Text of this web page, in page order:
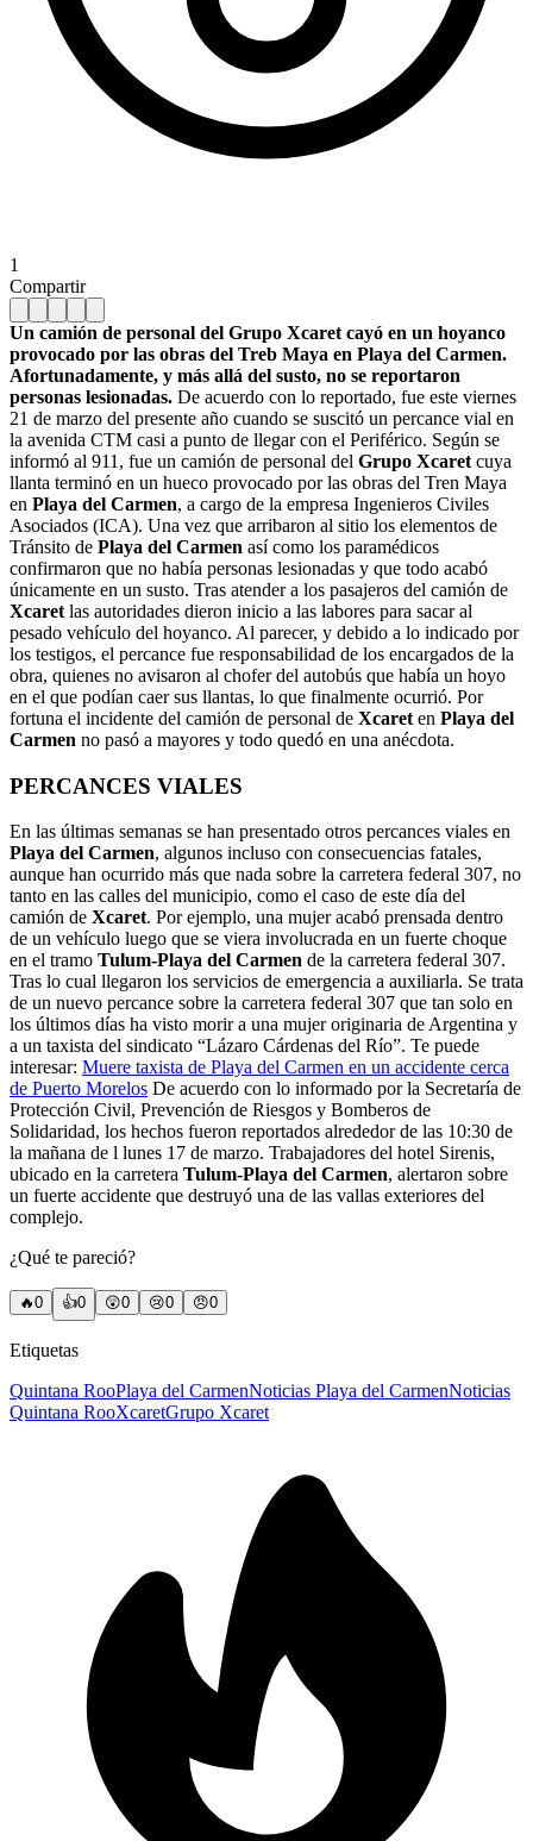
1
Compartir
Un camión de personal del Grupo Xcaret cayó en un hoyanco
provocado por las obras del Treb Maya en Playa del Carmen.
Afortunadamente, y más allá del susto, no se reportaron
personas lesionadas. De acuerdo con lo reportado, fue este viernes
21 de marzo del presente año cuando se suscitó un percance vial en
la avenida CTM casi a punto de llegar con el Periférico. Según se
informó al 911, fue un camión de personal del Grupo Xcaret cuya
llanta terminó en un hueco provocado por las obras del Tren Maya
en Playa del Carmen, a cargo de la empresa Ingenieros Civiles
Asociados (ICA). Una vez que arribaron al sitio los elementos de
Tránsito de Playa del Carmen así como los paramédicos
confirmaron que no había personas lesionadas y que todo acabó
únicamente en un susto. Tras atender a los pasajeros del camión de
Xcaret las autoridades dieron inicio a las labores para sacar al
pesado vehículo del hoyanco. Al parecer, y debido a lo indicado por
los testigos, el percance fue responsabilidad de los encargados de la
obra, quienes no avisaron al chofer del autobús que había un hoyo
en el que podían caer sus llantas, lo que finalmente ocurrió. Por
fortuna el incidente del camión de personal de Xcaret en Playa del
Carmen no pasó a mayores y todo quedó en una anécdota.
PERCANCES VIALES
En las últimas semanas se han presentado otros percances viales en
Playa del Carmen, algunos incluso con consecuencias fatales,
aunque han ocurrido más que nada sobre la carretera federal 307, no
tanto en las calles del municipio, como el caso de este día del
camión de Xcaret. Por ejemplo, una mujer acabó prensada dentro
de un vehículo luego que se viera involucrada en un fuerte choque
en el tramo Tulum-Playa del Carmen de la carretera federal 307.
Tras lo cual llegaron los servicios de emergencia a auxiliarla. Se trata
de un nuevo percance sobre la carretera federal 307 que tan solo en
los últimos días ha visto morir a una mujer originaria de Argentina y
a un taxista del sindicato “Lázaro Cárdenas del Río”. Te puede
interesar: Muere taxista de Playa del Carmen en un accidente cerca
de Puerto Morelos De acuerdo con lo informado por la Secretaría de
Protección Civil, Prevención de Riesgos y Bomberos de
Solidaridad, los hechos fueron reportados alrededor de las 10:30 de
la mañana de l lunes 17 de marzo. Trabajadores del hotel Sirenis,
ubicado en la carretera Tulum-Playa del Carmen, alertaron sobre
un fuerte accidente que destruyó una de las vallas exteriores del
complejo.
¿Qué te pareció?
🔥0 👍0 😲0 😢0 😠0
Etiquetas
Quintana RooPlaya del CarmenNoticias Playa del CarmenNoticias
Quintana RooXcaretGrupo Xcaret